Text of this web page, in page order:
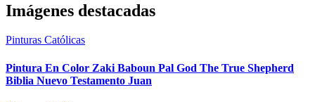
Imágenes destacadas
Pinturas Católicas
Pintura En Color Zaki Baboun Pal God The True Shepherd
Biblia Nuevo Testamento Juan